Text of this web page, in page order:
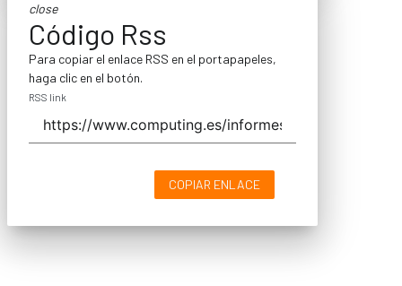
close
Código Rss
Para copiar el enlace RSS en el portapapeles,
haga clic en el botón.
RSS link
COPIAR ENLACE